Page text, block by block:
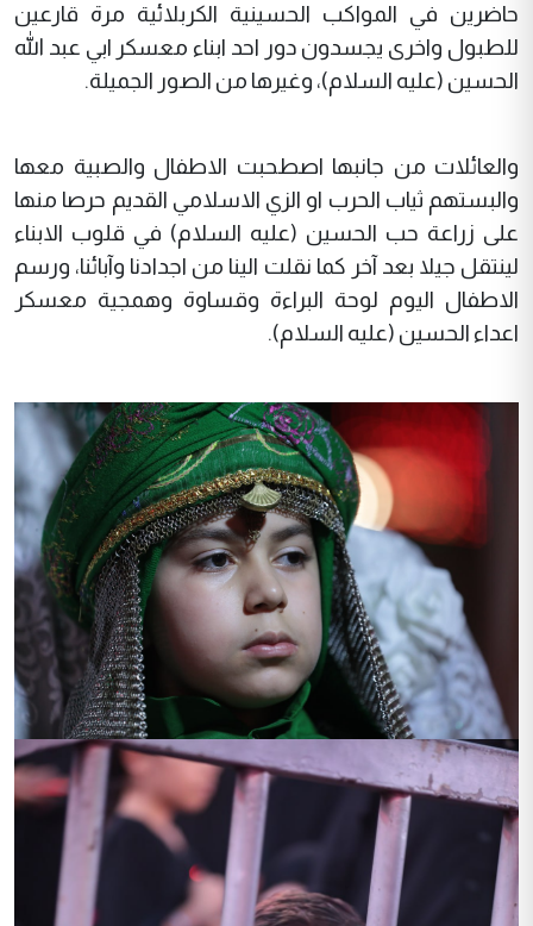
حاضرين في المواكب الحسينية الكربلائية مرة قارعين
للطبول واخرى يجسدون دور احد ابناء معسكر ابي عبد الله
الحسين (عليه السلام)، وغيرها من الصور الجميلة.
والعائلات من جانبها اصطحبت الاطفال والصبية معها
والبستهم ثياب الحرب او الزي الاسلامي القديم حرصا منها
على زراعة حب الحسين (عليه السلام) في قلوب الابناء
لينتقل جيلا بعد آخر كما نقلت الينا من اجدادنا وآبائنا، ورسم
الاطفال اليوم لوحة البراءة وقساوة وهمجية معسكر
اعداء الحسين (عليه السلام).